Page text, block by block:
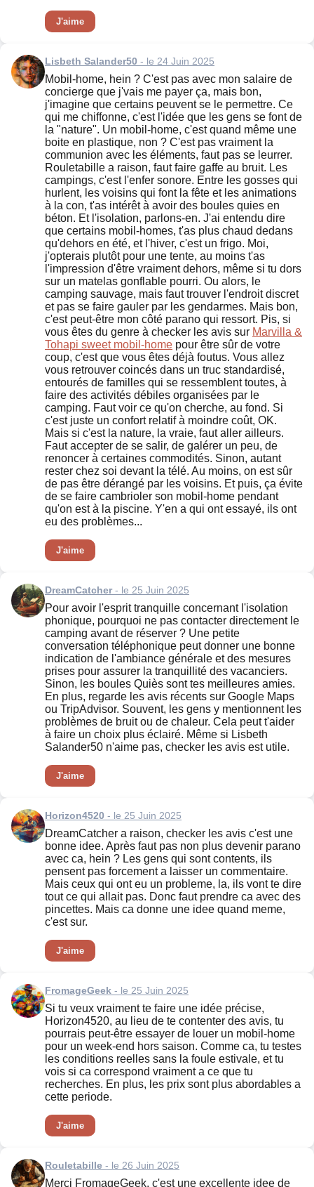
J'aime
Lisbeth Salander50 - le 24 Juin 2025
Mobil-home, hein ? C'est pas avec mon salaire de
concierge que j'vais me payer ça, mais bon,
j'imagine que certains peuvent se le permettre. Ce
qui me chiffonne, c'est l'idée que les gens se font de
la "nature". Un mobil-home, c'est quand même une
boite en plastique, non ? C'est pas vraiment la
communion avec les éléments, faut pas se leurrer.
Rouletabille a raison, faut faire gaffe au bruit. Les
campings, c'est l'enfer sonore. Entre les gosses qui
hurlent, les voisins qui font la fête et les animations
à la con, t'as intérêt à avoir des boules quies en
béton. Et l'isolation, parlons-en. J'ai entendu dire
que certains mobil-homes, t'as plus chaud dedans
qu'dehors en été, et l'hiver, c'est un frigo. Moi,
j'opterais plutôt pour une tente, au moins t'as
l'impression d'être vraiment dehors, même si tu dors
sur un matelas gonflable pourri. Ou alors, le
camping sauvage, mais faut trouver l'endroit discret
et pas se faire gauler par les gendarmes. Mais bon,
c'est peut-être mon côté parano qui ressort. Pis, si
vous êtes du genre à checker les avis sur Marvilla &
Tohapi sweet mobil-home pour être sûr de votre
coup, c'est que vous êtes déjà foutus. Vous allez
vous retrouver coincés dans un truc standardisé,
entourés de familles qui se ressemblent toutes, à
faire des activités débiles organisées par le
camping. Faut voir ce qu'on cherche, au fond. Si
c'est juste un confort relatif à moindre coût, OK.
Mais si c'est la nature, la vraie, faut aller ailleurs.
Faut accepter de se salir, de galérer un peu, de
renoncer à certaines commodités. Sinon, autant
rester chez soi devant la télé. Au moins, on est sûr
de pas être dérangé par les voisins. Et puis, ça évite
de se faire cambrioler son mobil-home pendant
qu'on est à la piscine. Y'en a qui ont essayé, ils ont
eu des problèmes...
J'aime
DreamCatcher- le 25 Juin 2025
Pour avoir l'esprit tranquille concernant l'isolation
phonique, pourquoi ne pas contacter directement le
camping avant de réserver ? Une petite
conversation téléphonique peut donner une bonne
indication de l'ambiance générale et des mesures
prises pour assurer la tranquillité des vacanciers.
Sinon, les boules Quiès sont tes meilleures amies.
En plus, regarde les avis récents sur Google Maps
ou TripAdvisor. Souvent, les gens y mentionnent les
problèmes de bruit ou de chaleur. Cela peut t'aider
à faire un choix plus éclairé. Même si Lisbeth
Salander50 n'aime pas, checker les avis est utile.
J'aime
Horizon4520 - le 25 Juin 2025
DreamCatcher a raison, checker les avis c'est une
bonne idee. Après faut pas non plus devenir parano
avec ca, hein ? Les gens qui sont contents, ils
pensent pas forcement a laisser un commentaire.
Mais ceux qui ont eu un probleme, la, ils vont te dire
tout ce qui allait pas. Donc faut prendre ca avec des
pincettes. Mais ca donne une idee quand meme,
c'est sur.
J'aime
FromageGeek - le 25 Juin 2025
Si tu veux vraiment te faire une idée précise,
Horizon4520, au lieu de te contenter des avis, tu
pourrais peut-être essayer de louer un mobil-home
pour un week-end hors saison. Comme ca, tu testes
les conditions reelles sans la foule estivale, et tu
vois si ca correspond vraiment a ce que tu
recherches. En plus, les prix sont plus abordables a
cette periode.
J'aime
Rouletabille - le 26 Juin 2025
Merci FromageGeek, c'est une excellente idee de